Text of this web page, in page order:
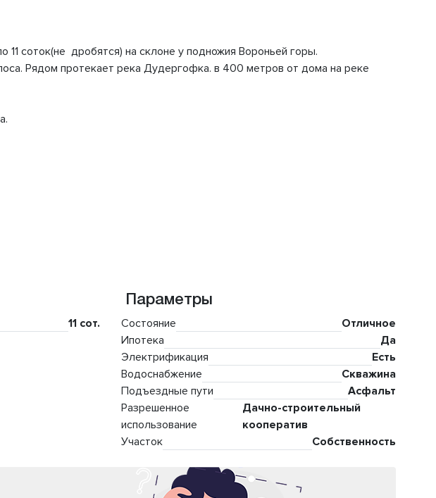
соток(не дробятся) на склоне у подножия Вороньей горы.
Рядом протекает река Дудергофка. в 400 метров от дома на реке
11 сот.
Параметры
Состояние
Отличное
Ипотека
Да
Электрификация
Есть
Водоснабжение
Скважина
Подъездные пути
Асфальт
Разрешенное
использование
Дачно-строительный
кооператив
Участок
Собственность